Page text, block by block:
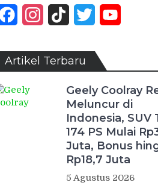
FacebookInstagram
TikTok Twitter
Artikel Terbaru
Geely Coolray
Meluncur di
Indonesia, SUV
174 PS Mulai
Juta, Bonus
Rp18,7 Juta
5 Agustus 2026